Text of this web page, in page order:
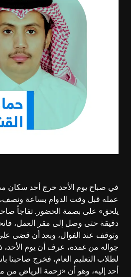
في صباح يوم الأحد خرج أحد سكان
عمله قبل وقت الدوام بساعة ونصف،
دقيقة حتى وصل إلى مقر العمل،
وتوقف عند الفوال، وبعد أن قضى
جواله من غمده، عرف أن يوم الأحد،
لطلاب التعليم العام، فخرج صاحبنا
أحد إليه، وهو أن «زحمة الرياض من